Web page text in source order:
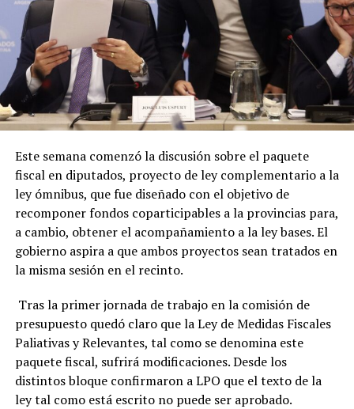
Este semana comenzó la discusión sobre el paquete
fiscal en diputados, proyecto de ley complementario a la
ley ómnibus, que fue diseñado con el objetivo de
recomponer fondos coparticipables a la provincias para,
a cambio, obtener el acompañamiento a la ley bases. El
gobierno aspira a que ambos proyectos sean tratados en
la misma sesión en el recinto.
Tras la primer jornada de trabajo en la comisión de
presupuesto quedó claro que la Ley de Medidas Fiscales
Paliativas y Relevantes, tal como se denomina este
paquete fiscal, sufrirá modificaciones. Desde los
distintos bloque confirmaron a LPO que el texto de la
ley tal como está escrito no puede ser aprobado.